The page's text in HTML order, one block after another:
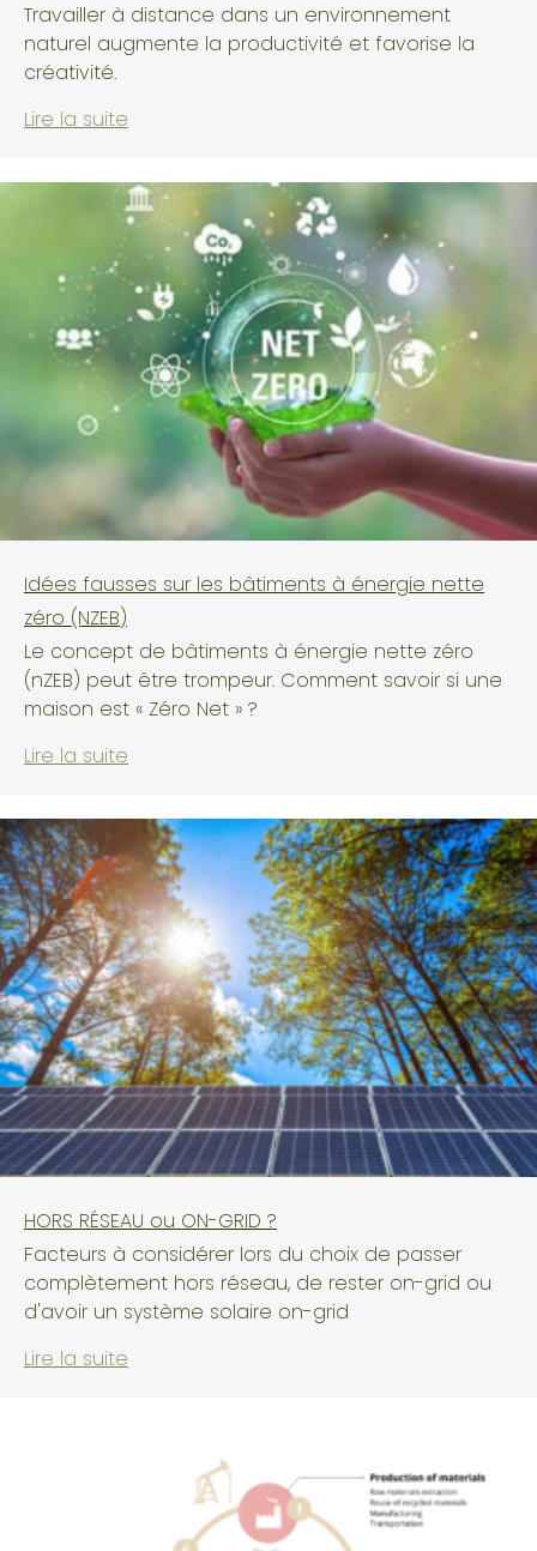
Travailler à distance dans un environnement
naturel augmente la productivité et favorise la
créativité.
Lire la suite
Idées fausses sur les bâtiments à énergie nette
zéro (NZEB)
Le concept de bâtiments à énergie nette zéro
(nZEB) peut être trompeur. Comment savoir si une
maison est « Zéro Net » ?
Lire la suite
HORS RÉSEAU ou ON-GRID ?
Facteurs à considérer lors du choix de passer
complètement hors réseau, de rester on-grid ou
d'avoir un système solaire on-grid
Lire la suite